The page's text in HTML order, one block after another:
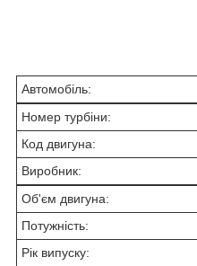
Автомобіль:
Номер турбіни:
Код двигуна:
Виробник:
Об'єм двигуна:
Потужність:
Рік випуску: